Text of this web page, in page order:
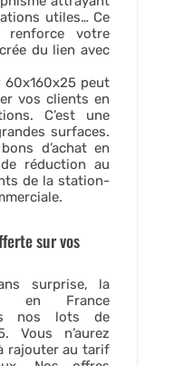
utiles… Ce
renforce votre
du lien avec
60x160x25 peut
vos clients en
C’est une
surfaces.
d’achat en
réduction au
de la station-
sur vos
surprise, la
en France
nos lots de
Vous n’aurez
rajouter au tarif